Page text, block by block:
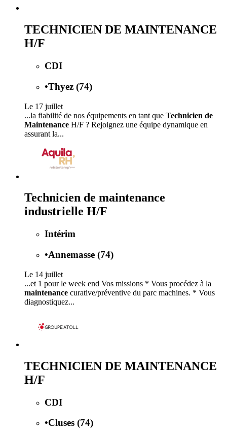
TECHNICIEN DE MAINTENANCE
H/F
CDI
•Thyez (74)
Le 17 juillet
...la fiabilité de nos équipements en tant que Technicien de
Maintenance H/F ? Rejoignez une équipe dynamique en
assurant la...
Technicien de maintenance
industrielle H/F
Intérim
•Annemasse (74)
Le 14 juillet
...et 1 pour le week end Vos missions * Vous procédez à la
maintenance curative/préventive du parc machines. * Vous
diagnostiquez...
TECHNICIEN DE MAINTENANCE
H/F
CDI
•Cluses (74)